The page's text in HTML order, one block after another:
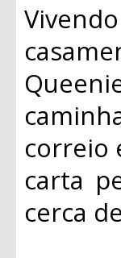
correio
carta
cerca